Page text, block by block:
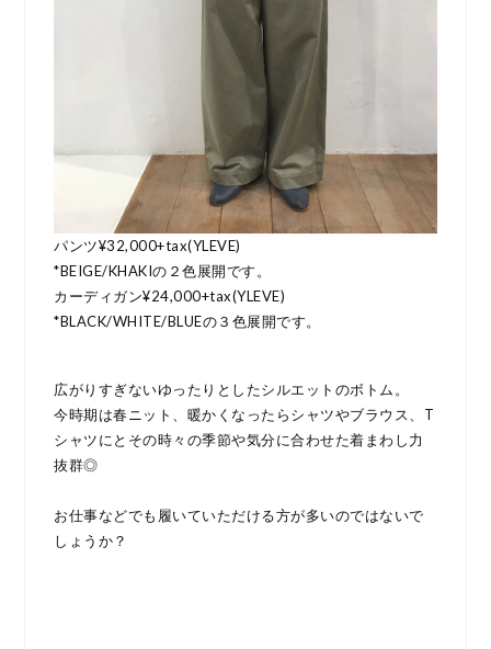
パンツ¥32,000+tax(YLEVE)
*BEIGE/KHAKIの２色展開です。
カーディガン¥24,000+tax(YLEVE)
*BLACK/WHITE/BLUEの３色展開です。
広がりすぎないゆったりとしたシルエットのボトム。
今時期は春ニット、暖かくなったらシャツやブラウス、T
シャツにとその時々の季節や気分に合わせた着まわし力
抜群◎
お仕事などでも履いていただける方が多いのではないで
しょうか？